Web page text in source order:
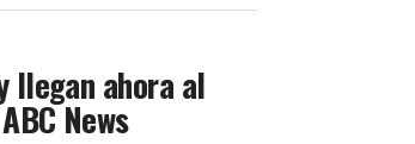
llegan ahora al
News